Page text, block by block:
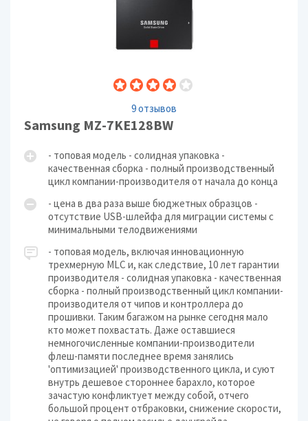
9 отзывов
Samsung MZ-7KE128BW
- топовая модель - солидная упаковка -
качественная сборка - полный производственный
цикл компании-производителя от начала до конца
- цена в два раза выше бюджетных образцов -
отсутствие USB-шлейфа для миграции системы с
минимальными телодвижениями
- топовая модель, включая инновационную
трехмерную MLC и, как следствие, 10 лет гарантии
производителя - солидная упаковка - качественная
сборка - полный производственный цикл компании-
производителя от чипов и контроллера до
прошивки. Таким багажом на рынке сегодня мало
кто может похвастать. Даже оставшиеся
немногочисленные компании-производители
флеш-памяти последнее время занялись
'оптимизацией' производственного цикла, и суют
внутрь дешевое стороннее барахло, которое
зачастую конфликтует между собой, отчего
большой процент отбраковки, снижение скорости,